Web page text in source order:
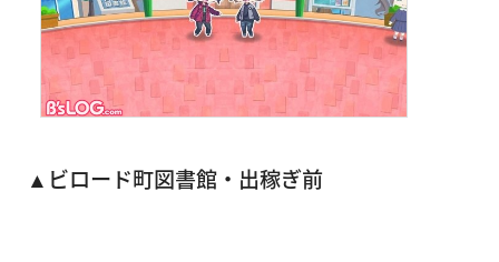
▲ビロード町図書館・出稼ぎ前